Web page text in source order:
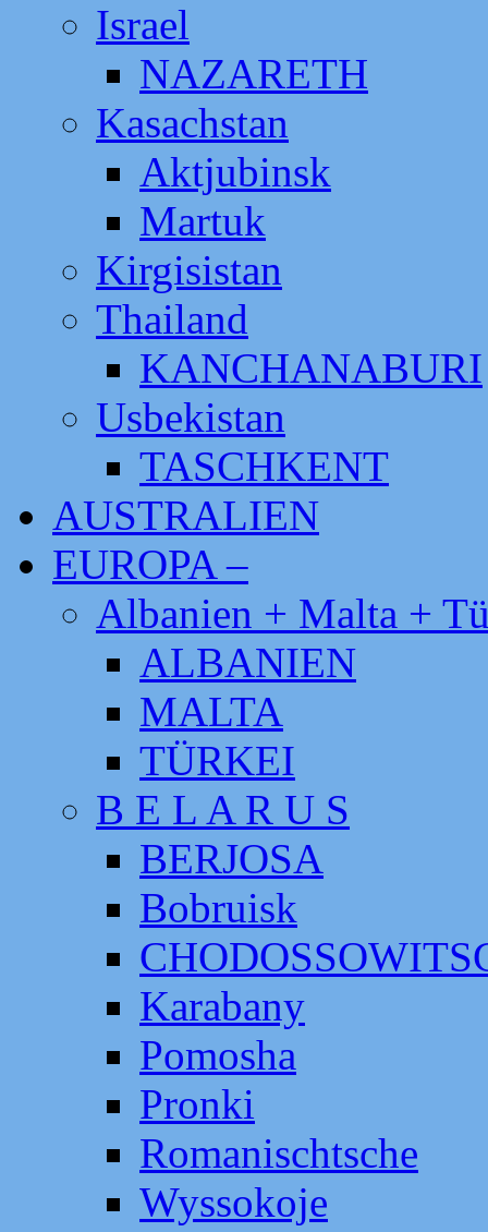
Israel
NAZARETH
Kasachstan
Aktjubinsk
Martuk
Kirgisistan
Thailand
KANCHANABURI
Usbekistan
TASCHKENT
AUSTRALIEN
EUROPA –
Albanien + Malta +
ALBANIEN
MALTA
TÜRKEI
B E L A R U S
BERJOSA
Bobruisk
Karabany
Pomosha
Pronki
Romanischtsche
Wyssokoje